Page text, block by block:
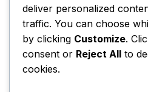
Audit
perusahaan
Februari 11,
deliver personalized
traffic. You can choose
by clicking Customize.
consent or Reject All to
cookies.